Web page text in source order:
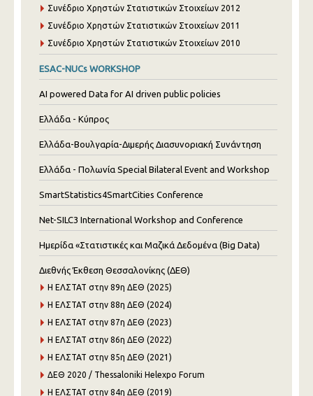
Συνέδριο Χρηστών Στατιστικών Στοιχείων 2012
Συνέδριο Χρηστών Στατιστικών Στοιχείων 2011
Συνέδριο Χρηστών Στατιστικών Στοιχείων 2010
ESAC-NUCs WORKSHOP
AI powered Data for AI driven public policies
Ελλάδα - Κύπρος
Ελλάδα-Βουλγαρία-Διμερής Διασυνοριακή Συνάντηση
Ελλάδα - Πολωνία Special Bilateral Event and Workshop
SmartStatistics4SmartCities Conference
Net-SILC3 International Workshop and Conference
Ημερίδα «Στατιστικές και Μαζικά Δεδομένα (Big Data)
Διεθνής Έκθεση Θεσσαλονίκης (ΔΕΘ)
Η ΕΛΣΤΑΤ στην 89η ΔΕΘ (2025)
Η ΕΛΣΤΑΤ στην 88η ΔΕΘ (2024)
Η ΕΛΣΤΑΤ στην 87η ΔΕΘ (2023)
Η ΕΛΣΤΑΤ στην 86η ΔΕΘ (2022)
Η ΕΛΣΤΑΤ στην 85η ΔΕΘ (2021)
ΔΕΘ 2020 / Thessaloniki Helexpo Forum
Η ΕΛΣΤΑΤ στην 84η ΔΕΘ (2019)